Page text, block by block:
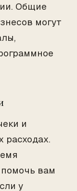
Общие
могут
и
расходах.
вам
у